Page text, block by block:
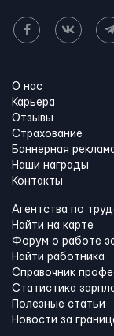
О нас
Карьера
Отзывы
Страхование
Баннерная
Наши награды
Контакты
Агентства по
Найти на карте
Форум о работе
Найти работника
Справочник
Статистика
Полезные статьи
Новости за